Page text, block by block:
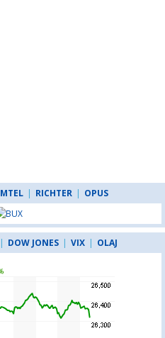
MTEL | RICHTER | OPUS
| DOW JONES | VIX | OLAJ